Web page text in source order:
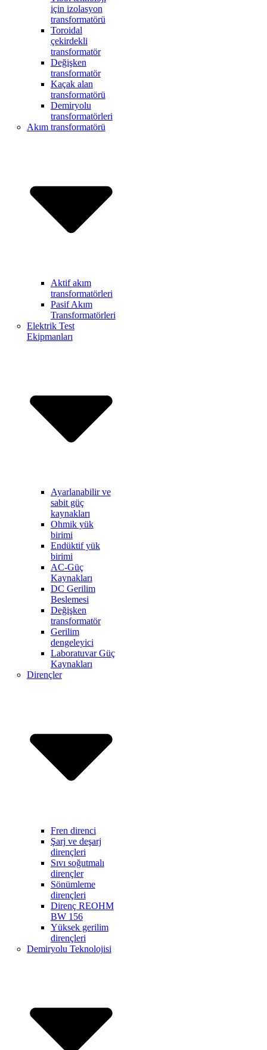
için izolasyon
transformatörü
Toroidal
çekirdekli
transformatör
Değişken
transformatör
Kaçak alan
transformatörü
Demiryolu
transformatörleri
Akım transformatörü
Aktif akım
transformatörleri
Pasif Akım
Transformatörleri
Elektrik Test
Ekipmanları
Ayarlanabilir ve
sabit güç
kaynakları
Ohmik yük
birimi
Endüktif yük
birimi
AC-Güç
Kaynakları
DC Gerilim
Beslemesi
Değişken
transformatör
Gerilim
dengeleyici
Laboratuvar Güç
Kaynakları
Dirençler
Fren direnci
Şarj ve deşarj
dirençleri
Sıvı soğutmalı
dirençler
Sönümleme
dirençleri
Direnç REOHM
BW 156
Yüksek gerilim
dirençleri
Demiryolu Teknolojisi